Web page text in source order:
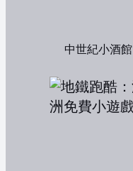
中世紀小酒館